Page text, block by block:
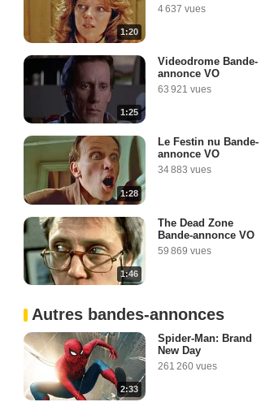
1:20
4 637 vues
1:25
Videodrome Bande-
annonce VO
63 921 vues
1:28
Le Festin nu Bande-
annonce VO
34 883 vues
1:46
The Dead Zone
Bande-annonce VO
59 869 vues
Autres bandes-annonces
2:33
Spider-Man: Brand
New Day
261 260 vues